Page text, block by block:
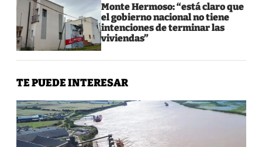
Monte Hermoso: “está claro que
el gobierno nacional no tiene
intenciones de terminar las
viviendas”
TE PUEDE INTERESAR